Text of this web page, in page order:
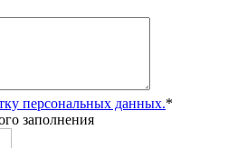
персональных данных.*
заполнения